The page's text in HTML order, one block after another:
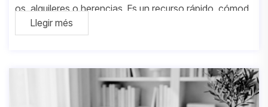
os, alquileres o herencias. Es un recurso rápido, cómod
o y, a menudo, las respuestas que ofrece parecen clara
s
Llegir més